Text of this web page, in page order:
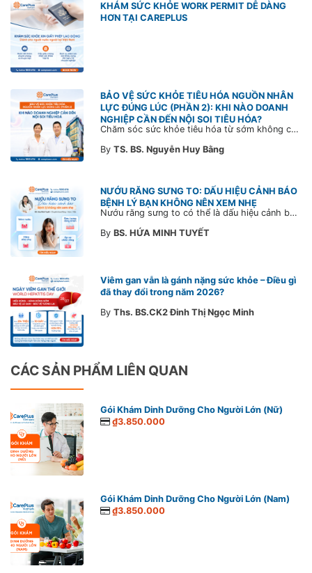
KHÁM SỨC KHỎE WORK PERMIT DỄ DÀNG
HƠN TẠI CAREPLUS
BẢO VỆ SỨC KHỎE TIÊU HÓA NGUỒN NHÂN
LỰC ĐÚNG LÚC (PHẦN 2): KHI NÀO DOANH
NGHIỆP CẦN ĐẾN NỘI SOI TIÊU HÓA?
Chăm sóc sức khỏe tiêu hóa từ sớm không chỉ giúp phát hiện bệnh kịp thời mà còn góp phần xây dựng đội ngũ khỏe mạnh, ổn định và gắn bó lâu dài. CarePlus sẵn sàng đồng hành cùng doanh nghiệp trong việc thiết kế chương trình chăm sóc sức khỏe phù hợp theo từng nhân sự, nhằm tối ưu hiệu quả đầu tư phúc lợi và phát triển nguồn nhân lực bền vững.
By TS. BS. Nguyễn Huy Bằng
NƯỚU RĂNG SƯNG TO: DẤU HIỆU CẢNH BÁO
BỆNH LÝ BẠN KHÔNG NÊN XEM NHẸ
Nướu răng sưng to có thể là dấu hiệu cảnh báo bệnh lý răng miệng. Cùng Bác sĩ CarePlus tìm hiểu nguyên nhân, triệu chứng và thời điểm cần đi khám bác sĩ trong bài viết dưới đây.
By BS. HỨA MINH TUYẾT
Viêm gan vẫn là gánh nặng sức khỏe – Điều gì
đã thay đổi trong năm 2026?
By Ths. BS.CK2 Đinh Thị Ngọc Minh
CÁC SẢN PHẨM LIÊN QUAN
Gói Khám Dinh Dưỡng Cho Người Lớn (Nữ)
₫3.850.000
Gói Khám Dinh Dưỡng Cho Người Lớn (Nam)
₫3.850.000